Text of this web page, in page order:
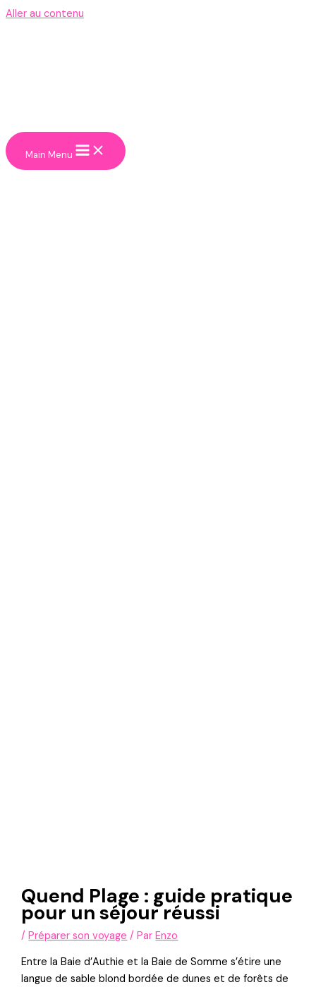
Aller au contenu
Main Menu
Quend Plage : guide pratique
pour un séjour réussi
/Préparer son voyage / ParEnzo
Entre la Baie d’Authie et la Baie de Somme s’étire une
langue de sable blond bordée de dunes et de forêts de